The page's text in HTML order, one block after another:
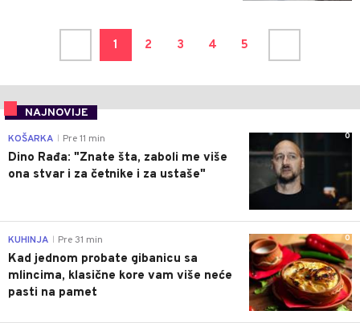
1 2 3 4 5
NAJNOVIJE
0
KOŠARKA Pre 11 min
Dino Rađa: "Znate šta, zaboli me više
ona stvar i za četnike i za ustaše"
0
KUHINJA Pre 31 min
Kad jednom probate gibanicu sa
mlincima, klasične kore vam više neće
pasti na pamet